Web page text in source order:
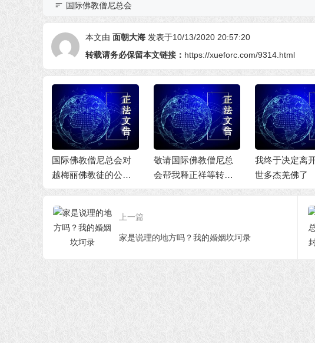
国际佛教僧尼总会
本文由 面朝大海 发表于10/13/2020 20:57:20
转载请务必保留本文链接： https://xueforc.com/9314.html
敬请国际佛教僧尼总
会帮我释正祥等转发
这篇深刻道歉文
我终于决定离开第三
世多杰羌佛了
法音出版社公
正声明
上一篇
家是说理的地方吗？我的婚姻坎坷录